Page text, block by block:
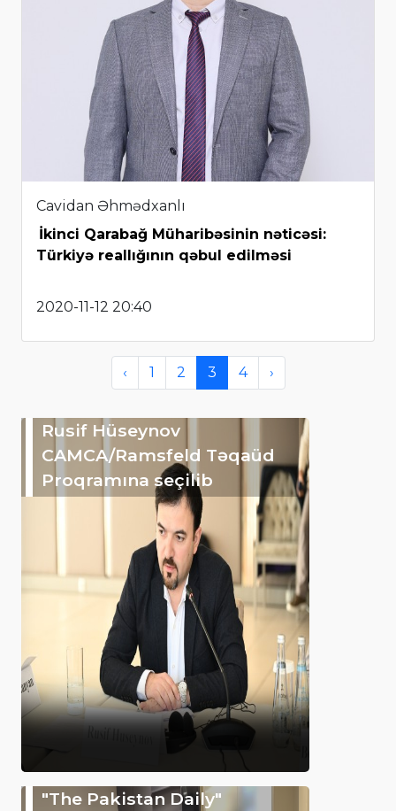
Cavidan Əhmədxanlı
İkinci Qarabağ Müharibəsinin nəticəsi:
Türkiyə reallığının qəbul edilməsi
2020-11-12 20:40
‹ 1 2 3 4 ›
Rusif Hüseynov
CAMCA/Ramsfeld Təqaüd
Proqramına seçilib
"The Pakistan Daily"